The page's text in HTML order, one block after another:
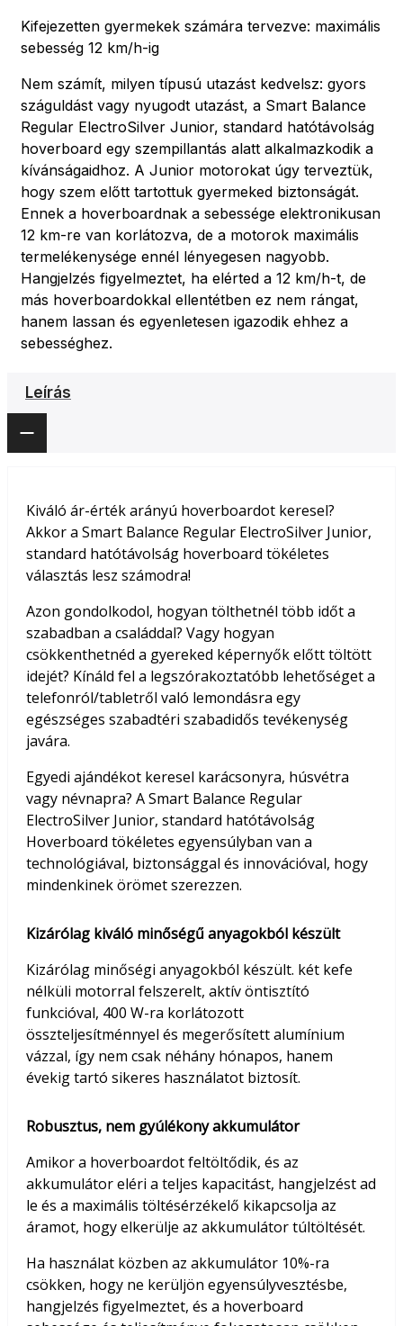
Kifejezetten gyermekek számára tervezve: maximális
sebesség 12 km/h-ig
Nem számít, milyen típusú utazást kedvelsz: gyors
száguldást vagy nyugodt utazást, a Smart Balance
Regular ElectroSilver Junior, standard hatótávolság
hoverboard egy szempillantás alatt alkalmazkodik a
kívánságaidhoz. A Junior motorokat úgy terveztük,
hogy szem előtt tartottuk gyermeked biztonságát.
Ennek a hoverboardnak a sebessége elektronikusan
12 km-re van korlátozva, de a motorok maximális
termelékenysége ennél lényegesen nagyobb.
Hangjelzés figyelmeztet, ha elérted a 12 km/h-t, de
más hoverboardokkal ellentétben ez nem rángat,
hanem lassan és egyenletesen igazodik ehhez a
sebességhez.
Leírás
Kiváló ár-érték arányú hoverboardot keresel?
Akkor a Smart Balance Regular ElectroSilver Junior,
standard hatótávolság hoverboard tökéletes
választás lesz számodra!
Azon gondolkodol, hogyan tölthetnél több időt a
szabadban a családdal? Vagy hogyan
csökkenthetnéd a gyereked képernyők előtt töltött
idejét? Kínáld fel a legszórakoztatóbb lehetőséget a
telefonról/tabletről való lemondásra egy
egészséges szabadtéri szabadidős tevékenység
javára.
Egyedi ajándékot keresel karácsonyra, húsvétra
vagy névnapra? A Smart Balance Regular
ElectroSilver Junior, standard hatótávolság
Hoverboard tökéletes egyensúlyban van a
technológiával, biztonsággal és innovációval, hogy
mindenkinek örömet szerezzen.
Kizárólag kiváló minőségű anyagokból készült
Kizárólag minőségi anyagokból készült. két kefe
nélküli motorral felszerelt, aktív öntisztító
funkcióval, 400 W-ra korlátozott
összteljesítménnyel és megerősített alumínium
vázzal, így nem csak néhány hónapos, hanem
évekig tartó sikeres használatot biztosít.
Robusztus, nem gyúlékony akkumulátor
Amikor a hoverboardot feltöltődik, és az
akkumulátor eléri a teljes kapacitást, hangjelzést ad
le és a maximális töltésérzékelő kikapcsolja az
áramot, hogy elkerülje az akkumulátor túltöltését.
Ha használat közben az akkumulátor 10%-ra
csökken, hogy ne kerüljön egyensúlyvesztésbe,
hangjelzés figyelmeztet, és a hoverboard